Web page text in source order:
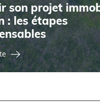
son projet
: les étapes